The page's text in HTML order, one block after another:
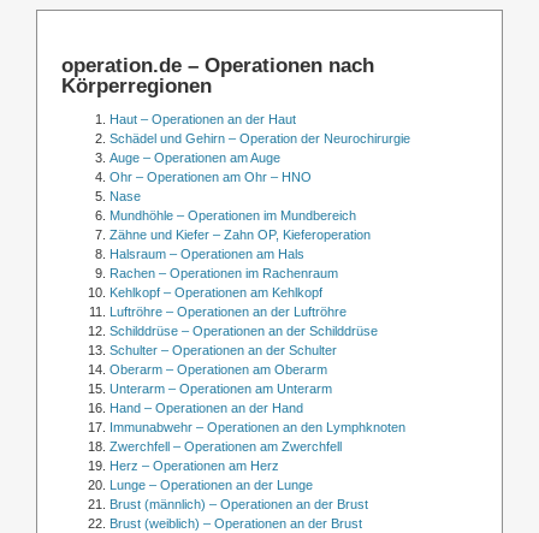
operation.de – Operationen nach
Körperregionen
Haut – Operationen an der Haut
Schädel und Gehirn – Operation der Neurochirurgie
Auge – Operationen am Auge
Ohr – Operationen am Ohr – HNO
Nase
Mundhöhle – Operationen im Mundbereich
Zähne und Kiefer – Zahn OP, Kieferoperation
Halsraum – Operationen am Hals
Rachen – Operationen im Rachenraum
Kehlkopf – Operationen am Kehlkopf
Luftröhre – Operationen an der Luftröhre
Schilddrüse – Operationen an der Schilddrüse
Schulter – Operationen an der Schulter
Oberarm – Operationen am Oberarm
Unterarm – Operationen am Unterarm
Hand – Operationen an der Hand
Immunabwehr – Operationen an den Lymphknoten
Zwerchfell – Operationen am Zwerchfell
Herz – Operationen am Herz
Lunge – Operationen an der Lunge
Brust (männlich) – Operationen an der Brust
Brust (weiblich) – Operationen an der Brust